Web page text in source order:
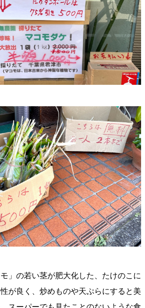
」の若い茎が肥大化した、たけのこに
が良く、炒めものや天ぷらにすると美